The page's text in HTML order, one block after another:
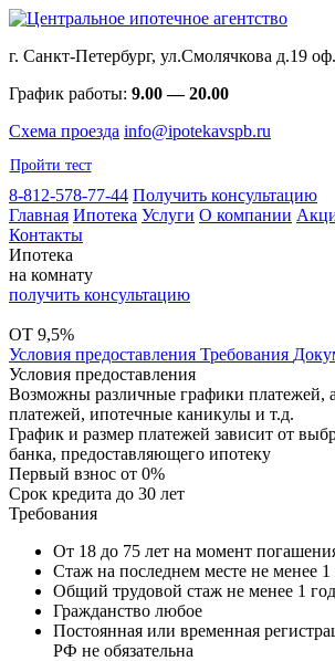
г. Санкт-Петербург, ул.Смолячкова д.19
График работы: 9.00 — 20.00
Схема проезда info@ipotekavspb.ru
Пройти тест
8-812-578-77-44 Получить консультацию
Главная Ипотека Услуги О компании
Контакты
Ипотека
на комнату
получить консультацию
ОТ 9,5%
Условия предоставления Требования
Условия предоставления
Возможны различные графики платежей,
платежей, ипотечные каникулы и т.д.
График и размер платежей зависит от
банка, предоставляющего ипотеку
Первый взнос от 0%
Срок кредита до 30 лет
Требования
От 18 до 75 лет на момент
Стаж на последнем месте не менее 1
Общий трудовой стаж не менее 1
Гражданство любое
Постоянная или временная
РФ не обязательна